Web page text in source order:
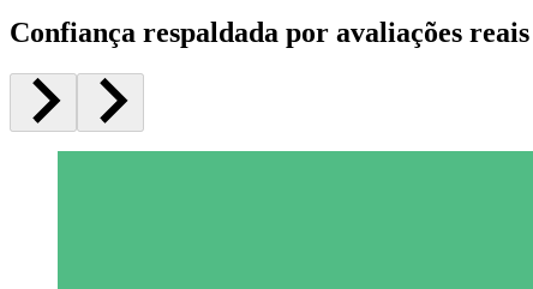
Confiança respaldada por avaliações